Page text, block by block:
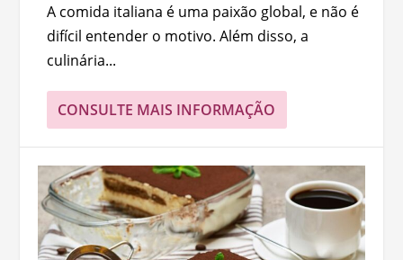
A comida italiana é uma paixão global, e não é
difícil entender o motivo. Além disso, a
culinária...
CONSULTE MAIS INFORMAÇÃO